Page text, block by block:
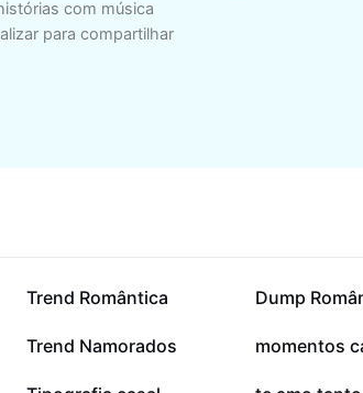
com música
para compartilhar
80 mil
Trend Romântica 37,7 mil
Dump
9,4 mil
Trend Namorados 8,6 mil
momentos
1,7 mil 1,6 mil